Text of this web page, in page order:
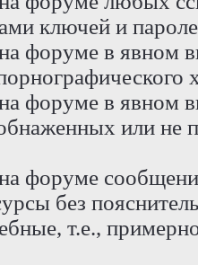
ключей и
форуме в явном
форуме в явном
или не
форуме
без
т.е.,